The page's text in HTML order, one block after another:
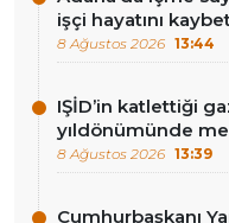
işçi hayatını
8 Ağustos 2026 13:44
IŞİD’in katlettiği
yıldönümünde
8 Ağustos 2026 13:39
Cumhurbaşkanı